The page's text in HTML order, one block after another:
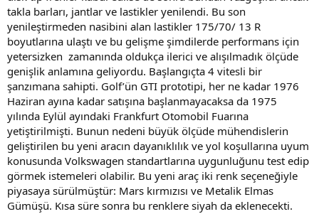
takla barları, jantlar ve lastikler yenilendi. Bu son
yenileştirmeden nasibini alan lastikler 175/70/ 13 R
boyutlarına ulaştı ve bu gelişme şimdilerde performans için
yetersizken zamanında oldukça ilerici ve alışılmadık ölçüde
genişlik anlamına geliyordu. Başlangıçta 4 vitesli bir
şanzımana sahipti. Golf’ün GTI prototipi, her ne kadar 1976
Haziran ayına kadar satışına başlanmayacaksa da 1975
yılında Eylül ayındaki Frankfurt Otomobil Fuarına
yetiştirilmişti. Bunun nedeni büyük ölçüde mühendislerin
geliştirilen bu yeni aracın dayanıklılık ve yol koşullarına uyum
konusunda Volkswagen standartlarına uygunluğunu test edip
görmek istemeleri olabilir. Bu yeni araç iki renk seçeneğiyle
piyasaya sürülmüştür: Mars kırmızısı ve Metalik Elmas
Gümüşü. Kısa süre sonra bu renklere siyah da eklenecekti.